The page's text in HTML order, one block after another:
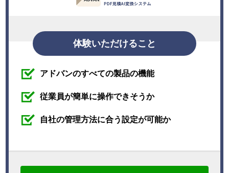
体験いただけること
アドバンのすべての製品の機能
従業員が簡単に操作できそうか
自社の管理方法に合う設定が可能か